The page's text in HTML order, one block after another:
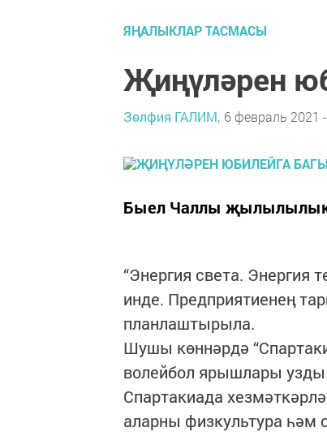
ЯҢАЛЫКЛАР ТАСМАСЫ
Җиңүләрен
Зөлфия ГАЛИМ, 6 февраль 2021
Быел Чаллы җылылылык
“Энергия света. Энергия
инде. Предприятиенең
планлаштырыла.
Шушы көннәрдә
волейбол ярышлары
Спартакиада
аларны физкультура һәм